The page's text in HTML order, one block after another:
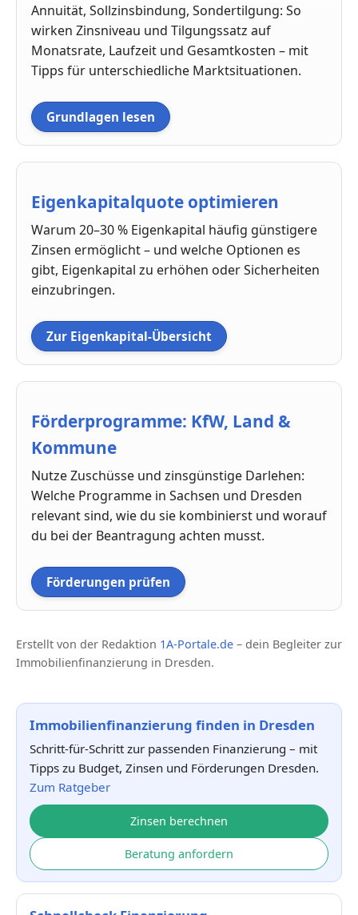
Annuität, Sollzinsbindung, Sondertilgung: So
wirken Zinsniveau und Tilgungssatz auf
Monatsrate, Laufzeit und Gesamtkosten – mit
Tipps für unterschiedliche Marktsituationen.
Grundlagen lesen
Eigenkapitalquote optimieren
Warum 20–30 % Eigenkapital häufig günstigere
Zinsen ermöglicht – und welche Optionen es
gibt, Eigenkapital zu erhöhen oder Sicherheiten
einzubringen.
Zur Eigenkapital-Übersicht
Förderprogramme: KfW, Land &
Kommune
Nutze Zuschüsse und zinsgünstige Darlehen:
Welche Programme in Sachsen und Dresden
relevant sind, wie du sie kombinierst und worauf
du bei der Beantragung achten musst.
Förderungen prüfen
Erstellt von der Redaktion 1A-Portale.de – dein Begleiter zur
Immobilienfinanzierung in Dresden.
Immobilienfinanzierung finden in Dresden
Schritt-für-Schritt zur passenden Finanzierung – mit
Tipps zu Budget, Zinsen und Förderungen Dresden.
Zum Ratgeber
Zinsen berechnen
Beratung anfordern